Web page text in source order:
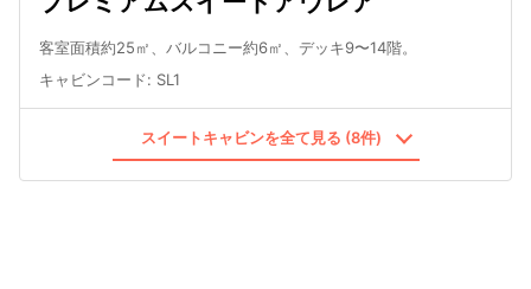
客室面積約25㎡、バルコニー約6㎡、デッキ9〜14階。
キャビンコード: SL1
スイートキャビンを全て見る (8件)